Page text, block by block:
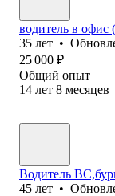
водитель в офис
35 лет •
25 000 ₽
Общий опыт
14 лет 8 месяцев
Водитель
45 лет •